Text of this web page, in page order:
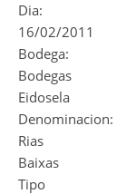
Dia:
16/02/2011
Bodega:
Bodegas
Eidosela
Denominacion:
Rias
Baixas
Tipo